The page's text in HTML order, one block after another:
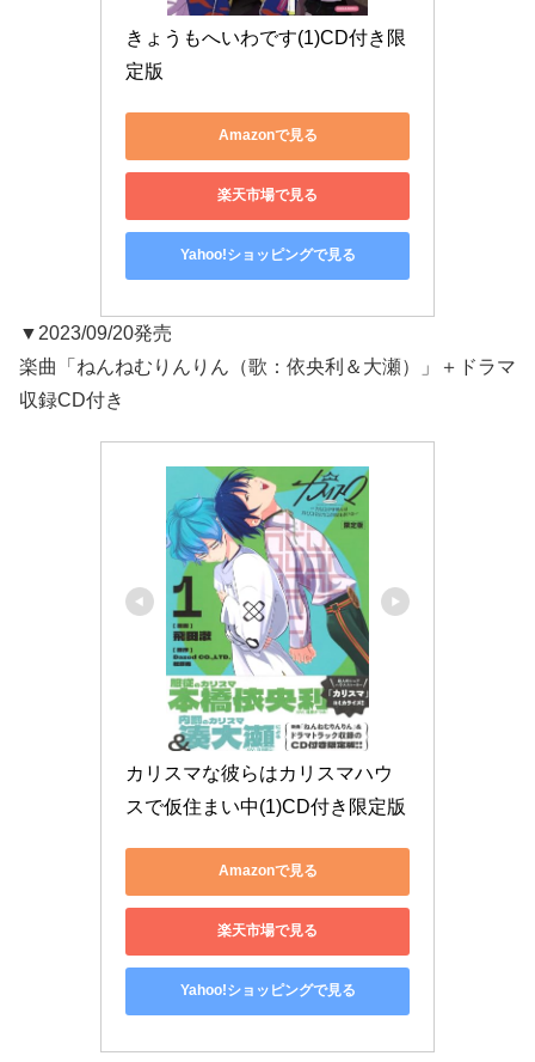
きょうもへいわです(1)CD付き限
定版
Amazonで見る
楽天市場で見る
Yahoo!ショッピングで見る
▼2023/09/20発売
楽曲「ねんねむりんりん（歌：依央利＆大瀬）」＋ドラマ
収録CD付き
カリスマな彼らはカリスマハウ
スで仮住まい中(1)CD付き限定版
Amazonで見る
楽天市場で見る
Yahoo!ショッピングで見る